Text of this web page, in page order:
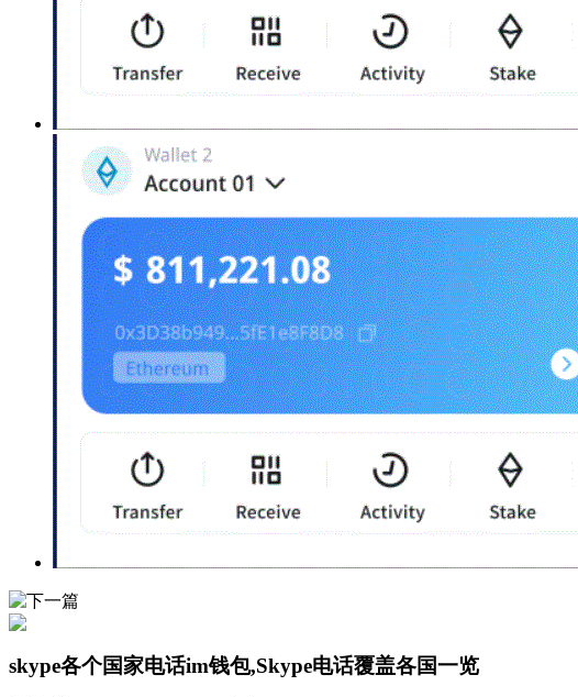
skype各个国家电话im钱包,Skype电话覆盖各国一览